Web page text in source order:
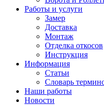
Работы и услуги
Замер
Доставка
Монтаж
Отделка откосов
Инструкция
Информация
Статьи
Словарь
Наши работы
Новости